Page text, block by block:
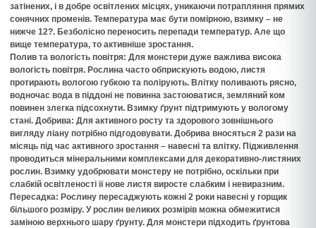
затінених, і в добре освітлених місцях, уникаючи потрапляння прямих
сонячних променів. Температура має бути помірною, взимку – не
нижче 12?. Безболісно переносить перепади температур. Але що
вище температура, то активніше зростання.
Полив та вологість повітря: Для монстери дуже важлива висока
вологість повітря. Рослина часто обприскують водою, листя
протирають вологою губкою та полірують. Влітку поливають рясно,
водночас вода в піддоні не повинна застоюватися, земляний ком
повинен злегка підсохнути. Взимку ґрунт підтримують у вологому
стані. Добрива: Для активного росту та здорового зовнішнього
вигляду ліану потрібно підгодовувати. Добрива вносяться 2 рази на
місяць під час активного зростання – навесні та влітку. Підживлення
проводиться мінеральними комплексами для декоративно-листяних
рослин. Взимку удобрювати монстеру не потрібно, оскільки при
слабкій освітленості її нове листя виросте слабким і невиразним.
Пересадка: Рослину пересаджують кожні 2 роки навесні у горщик
більшого розміру. У рослин великих розмірів можна обмежитися
заміною верхнього шару ґрунту. Для монстери підходить ґрунтова